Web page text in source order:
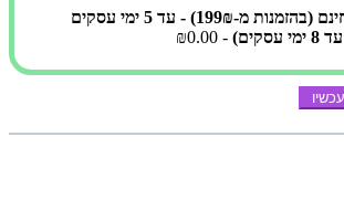
משלוח עד הבית חינם (בהזמנות מ-199₪) - עד 5 ימי עסקים
- ₪0.00